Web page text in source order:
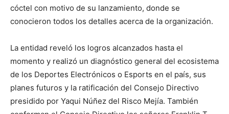
cóctel con motivo de su lanzamiento, donde se
conocieron todos los detalles acerca de la organización.
La entidad reveló los logros alcanzados hasta el
momento y realizó un diagnóstico general del ecosistema
de los Deportes Electrónicos o Esports en el país, sus
planes futuros y la ratificación del Consejo Directivo
presidido por Yaqui Núñez del Risco Mejía. También